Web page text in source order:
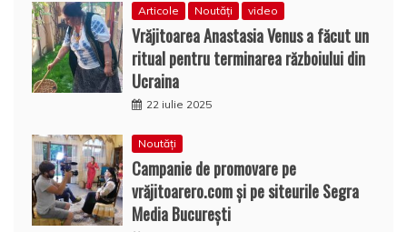
Articole Noutăți video
Vrăjitoarea Anastasia Venus a făcut un
ritual pentru terminarea războiului din
Ucraina
22 iulie 2025
Noutăți
Campanie de promovare pe
vrăjitoarero.com și pe siteurile Segra
Media București